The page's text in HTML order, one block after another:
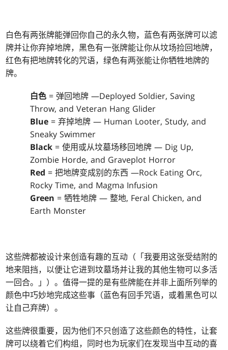
白色有两张牌能弹回你自己的永久物，蓝色有两张牌可以滤
牌并让你弃掉地牌，黑色有一张牌能让你从坟场捡回地牌，
红色有把地牌转化的咒语，绿色有两张能让你牺牲地牌的
牌。
白色 = 弹回地牌 —Deployed Soldier, Saving
Throw, and Veteran Hang Glider
Blue = 弃掉地牌 — Human Looter, Study, and
Sneaky Swimmer
Black = 使用或从坟墓场移回地牌 — Dig Up,
Zombie Horde, and Graveplot Horror
Red = 把地牌变成别的东西 —Rock Eating Orc,
Rocky Time, and Magma Infusion
Green = 牺牲地牌 — 整地, Feral Chicken, and
Earth Monster
这些牌都被设计来创造有趣的互动（「我要用这张受结附的
地来阻挡，以便让它进到坟墓场并让我的其他生物可以多活
一回合。」）。值得一提的是有些牌能在并非上面所列举的
颜色中巧妙地完成这些事（蓝色有回手咒语，或着黑色可以
让自己弃牌）。
这些牌很重要，因为他们不只创造了这些颜色的特性，让套
牌可以绕着它们构组，同时也为玩家们在发现当中互动的喜